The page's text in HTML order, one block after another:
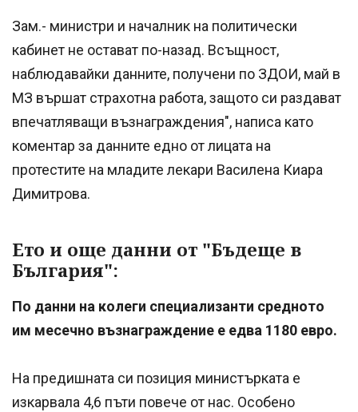
Зам.- министри и началник на политически
кабинет не остават по-назад. Всъщност,
наблюдавайки данните, получени по ЗДОИ, май в
МЗ вършат страхотна работа, защото си раздават
впечатляващи възнаграждения", написа като
коментар за данните едно от лицата на
протестите на младите лекари Василена Киара
Димитрова.
Ето и още данни от "Бъдеще в
България":
По данни на колеги специализанти средното
им месечно възнаграждение е едва 1180 евро.
На предишната си позиция министърката е
изкарвала 4,6 пъти повече от нас. Особено